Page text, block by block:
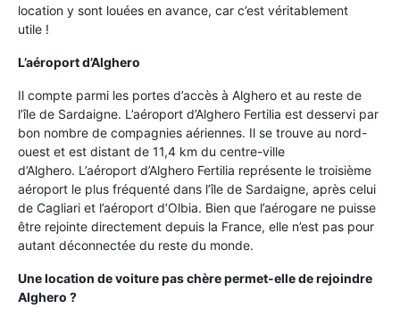
location y sont louées en avance, car c’est véritablement
utile !
L’aéroport d’Alghero
Il compte parmi les portes d’accès à Alghero et au reste de
l’île de Sardaigne. L’aéroport d’Alghero Fertilia est desservi par
bon nombre de compagnies aériennes. Il se trouve au nord-
ouest et est distant de 11,4 km du centre-ville
d’Alghero. L’aéroport d’Alghero Fertilia représente le troisième
aéroport le plus fréquenté dans l’île de Sardaigne, après celui
de Cagliari et l’aéroport d’Olbia. Bien que l’aérogare ne puisse
être rejointe directement depuis la France, elle n’est pas pour
autant déconnectée du reste du monde.
Une location de voiture pas chère permet-elle de rejoindre
Alghero ?